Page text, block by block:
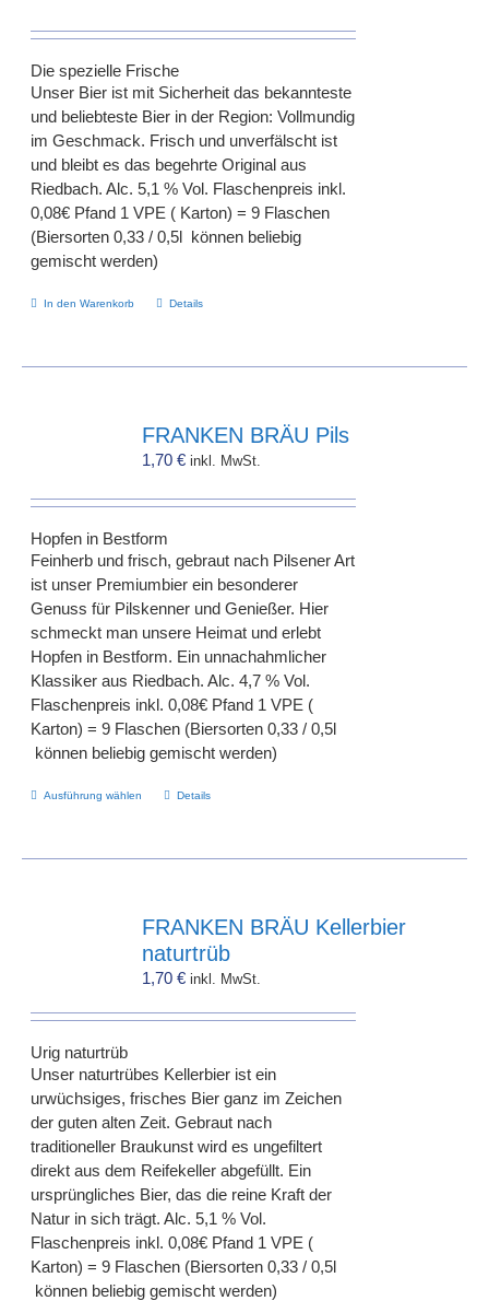
Die spezielle Frische
Unser Bier ist mit Sicherheit das bekannteste
und beliebteste Bier in der Region: Vollmundig
im Geschmack. Frisch und unverfälscht ist
und bleibt es das begehrte Original aus
Riedbach. Alc. 5,1 % Vol. Flaschenpreis inkl.
0,08€ Pfand 1 VPE ( Karton) = 9 Flaschen
(Biersorten 0,33 / 0,5l können beliebig
gemischt werden)
In den Warenkorb Details
FRANKEN BRÄU Pils
1,70€ inkl. MwSt.
Hopfen in Bestform
Feinherb und frisch, gebraut nach Pilsener Art
ist unser Premiumbier ein besonderer
Genuss für Pilskenner und Genießer. Hier
schmeckt man unsere Heimat und erlebt
Hopfen in Bestform. Ein unnachahmlicher
Klassiker aus Riedbach. Alc. 4,7 % Vol.
Flaschenpreis inkl. 0,08€ Pfand 1 VPE (
Karton) = 9 Flaschen (Biersorten 0,33 / 0,5l
können beliebig gemischt werden)
Ausführung wählen
Dieses
auf.
Optionen
können
auf
gewählt
werden
Details
FRANKEN BRÄU Kellerbier
naturtrüb
1,70€ inkl. MwSt.
Urig naturtrüb
Unser naturtrübes Kellerbier ist ein
urwüchsiges, frisches Bier ganz im Zeichen
der guten alten Zeit. Gebraut nach
traditioneller Braukunst wird es ungefiltert
direkt aus dem Reifekeller abgefüllt. Ein
ursprüngliches Bier, das die reine Kraft der
Natur in sich trägt. Alc. 5,1 % Vol.
Flaschenpreis inkl. 0,08€ Pfand 1 VPE (
Karton) = 9 Flaschen (Biersorten 0,33 / 0,5l
können beliebig gemischt werden)